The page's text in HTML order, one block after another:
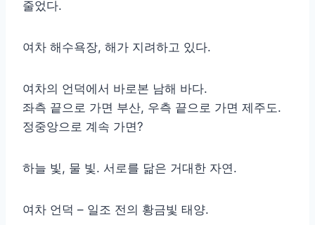
줄었다.
여차 해수욕장, 해가 지려하고 있다.
여차의 언덕에서 바로본 남해 바다.
좌측 끝으로 가면 부산, 우측 끝으로 가면 제주도.
정중앙으로 계속 가면?
하늘 빛, 물 빛. 서로를 닮은 거대한 자연.
여차 언덕 – 일조 전의 황금빛 태양.